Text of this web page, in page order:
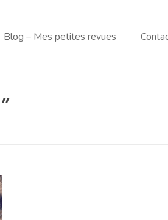
Blog – Mes petites revues